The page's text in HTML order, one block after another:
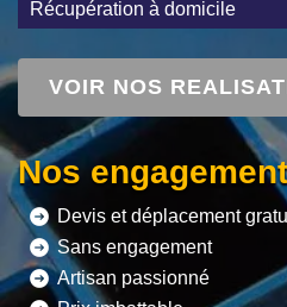
Récupération à domicile
VOIR NOS
Nos
Devis et déplacement
Sans engagement
Artisan passionné